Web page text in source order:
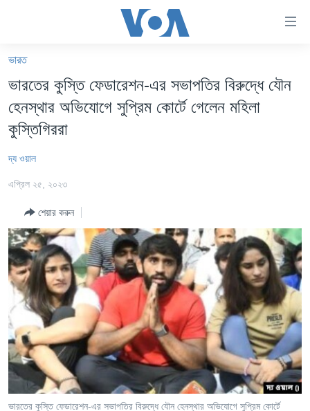
যান।
প্রধান
ন্যাভিগেশনে
যান
যুক্তরাষ্ট্র
সম্পাদকীয়
টেলিভিশন
ভিডিও
Learning English
FOLLOW US
ভারত
ভারতের কুস্তি ফেডারেশন-এর সভাপতির বিরুদ্ধে যৌন
হেনস্থার অভিযোগে সুপ্রিম কোর্টে গেলেন মহিলা
কুস্তিগিররা
দ্য ওয়াল
এপ্রিল ২৫, ২০২৩
শেয়ার করুন
ভারতের কুস্তি ফেডারেশন-এর সভাপতির বিরুদ্ধে যৌন হেনস্থার অভিযোগে সুপ্রিম কোর্টে